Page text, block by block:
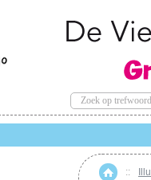
Home
::